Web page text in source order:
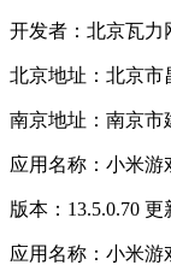
开发者：北京瓦力
北京地址：北京市
南京地址：南京市
应用名称：小米游
版本：13.5.0.70 更
应用名称：小米游